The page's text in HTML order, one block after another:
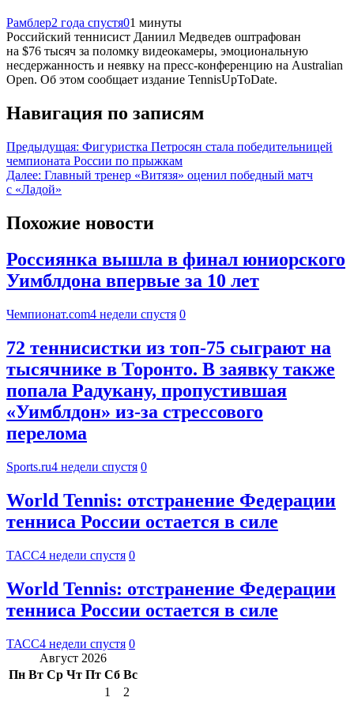
Рамблер2 года спустя01 минуты
Российский теннисист Даниил Медведев оштрафован
на $76 тысяч за поломку видеокамеры, эмоциональную
несдержанность и неявку на пресс-конференцию на Australian
Open. Об этом сообщает издание TennisUpToDate.
Навигация по записям
Предыдущая: Фигуристка Петросян стала победительницей
чемпионата России по прыжкам
Далее: Главный тренер «Витязя» оценил победный матч
с «Ладой»
Похожие новости
Россиянка вышла в финал юниорского
Уимблдона впервые за 10 лет
Чемпионат.com4 недели спустя 0
72 теннисистки из топ-75 сыграют на
тысячнике в Торонто. В заявку также
попала Радукану, пропустившая
«Уимблдон» из-за стрессового
перелома
Sports.ru4 недели спустя 0
World Tennis: отстранение Федерации
тенниса России остается в силе
ТАСС4 недели спустя 0
World Tennis: отстранение Федерации
тенниса России остается в силе
ТАСС4 недели спустя 0
Август 2026
Пн Вт Ср Чт Пт Сб Вс
1
2